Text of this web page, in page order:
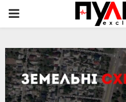
PRIMARY